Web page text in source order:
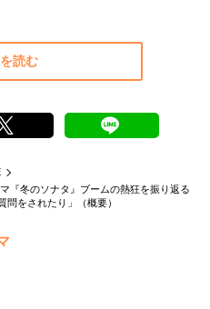
20代の土台
になるということ
住という選択
のネクストステージ
読む
『冬のソナタ』ブームの熱狂を振り返る
問をされたり」（概要）